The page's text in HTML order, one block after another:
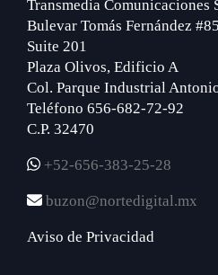
Transmedia Comunicaciones
Bulevar Tomás Fernández
Suite 201
Plaza Olivos, Edificio A
Col. Parque Industrial
Teléfono 656-682-72-92
C.P. 32470
+52-656-383-25-28
buzon@nortedigital.mx
Aviso de Privacidad